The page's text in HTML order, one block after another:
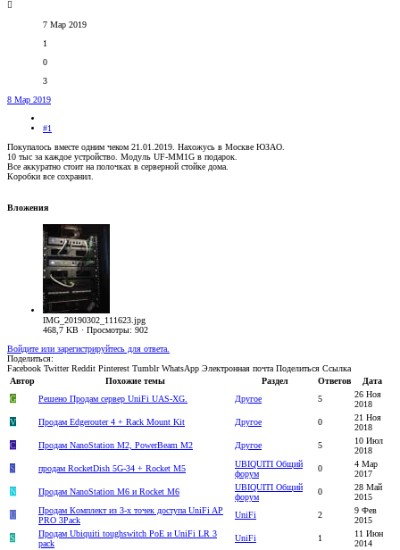
7 Мар 2019
1
0
3
8 Мар 2019
#1
Покупалось вместе одним чеком 21.01.2019. Нахожусь в Москве ЮЗАО.
10 тыс за каждое устройство. Модуль UF-MM1G в подарок.
Все аккуратно стоит на полочках в серверной стойке дома.
Коробки все сохранил.
Вложения
IMG_20190302_111623.jpg
468,7 KB · Просмотры: 902
Войдите или зарегистрируйтесь для ответа.
Поделиться:
Facebook Twitter Reddit Pinterest Tumblr WhatsApp Электронная почта Поделиться Ссылка
Автор
Похожие темы Раздел Ответов
Дата
G
Решено Продам сервер UniFi UAS-XG. Другое 5
26 Ноя
2018
V
Продам Edgerouter 4 + Rack Mount Kit Другое 0
21 Ноя
2018
С
Продам NanoStation M2, PowerBeam M2 Другое 5
10 Июл
2018
S
продам RocketDish 5G-34 + Rocket M5
UBIQUITI Общий
форум
0
4 Мар
2017
N
Продам NanoStation M6 и Rocket M6
UBIQUITI Общий
форум
0
28 Май
2015
U
Продам Комплект из 3-х точек доступа UniFi AP
PRO 3Pack
UniFi 2
9 Фев
2015
S
Продам Ubiquiti toughswitch PoE и UniFi LR 3
pack
UniFi 1
11 Июн
2014